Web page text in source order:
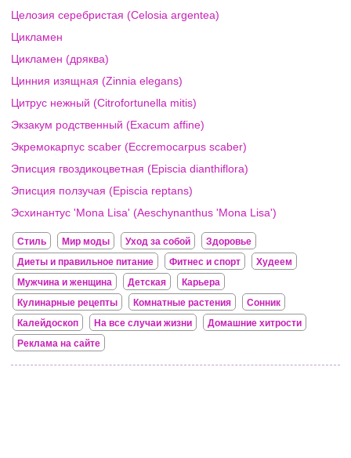
Целозия серебристая (Celosia argentea)
Цикламен
Цикламен (дряква)
Цинния изящная (Zinnia elegans)
Цитрус нежный (Citrofortunella mitis)
Экзакум родственный (Exacum affine)
Экремокарпус scaber (Eccremocarpus scaber)
Эписция гвоздикоцветная (Episcia dianthiflora)
Эписция ползучая (Episcia reptans)
Эсхинантус 'Mona Lisa' (Aeschynanthus 'Mona Lisa')
Стиль Мир моды Уход за собой
Здоровье
Диеты и правильное питание
Фитнес и спорт
Худеем
Мужчина и женщина
Детская
Карьера
Кулинарные рецепты
Комнатные растения
Сонник
Калейдоскоп
На все случаи жизни
Домашние хитрости
Реклама на сайте